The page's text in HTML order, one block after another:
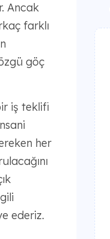
Ancak
farklı
göç
iş teklifi
her
ederiz.